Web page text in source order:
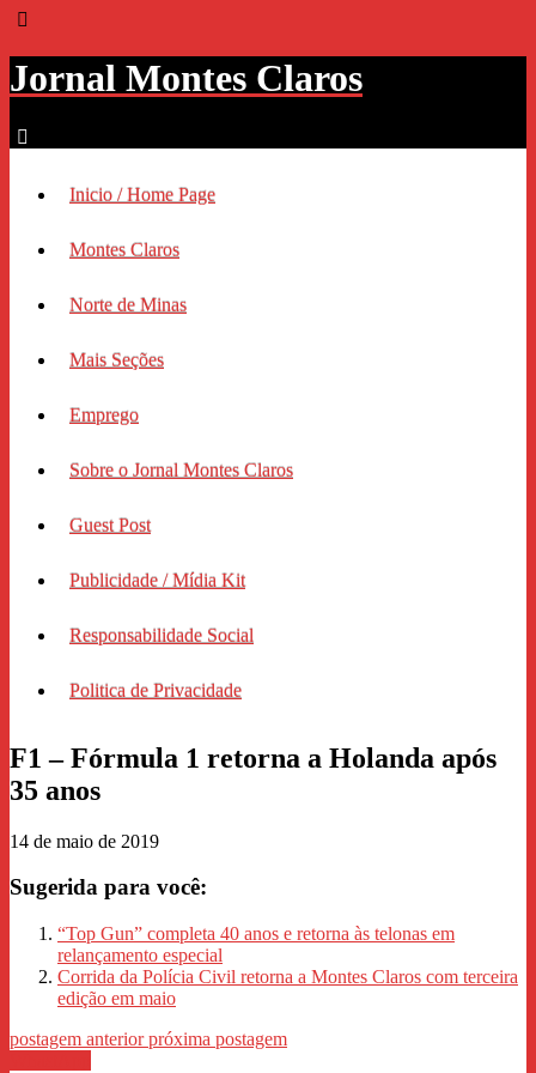
Jornal Montes Claros
Inicio / Home Page
Montes Claros
Norte de Minas
Mais Seções
Emprego
Sobre o Jornal Montes Claros
Guest Post
Publicidade / Mídia Kit
Responsabilidade Social
Politica de Privacidade
F1 – Fórmula 1 retorna a Holanda após
35 anos
14 de maio de 2019
Sugerida para você:
“Top Gun” completa 40 anos e retorna às telonas em
relançamento especial
Corrida da Polícia Civil retorna a Montes Claros com terceira
edição em maio
postagem anteriorpróxima postagem